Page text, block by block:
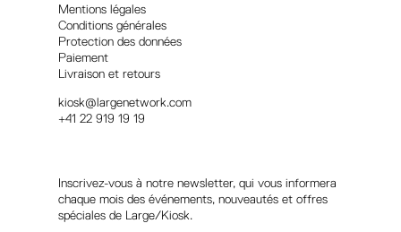
Mentions légales
Conditions générales
Protection des données
Paiement
Livraison et retours
kiosk@largenetwork.com
+41 22 919 19 19
Inscrivez-vous à notre newsletter, qui vous informera
chaque mois des événements, nouveautés et offres
spéciales de Large/Kiosk.